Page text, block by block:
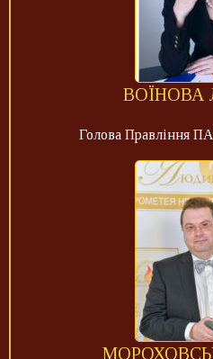
ВОЇНОВА
Голова Правління